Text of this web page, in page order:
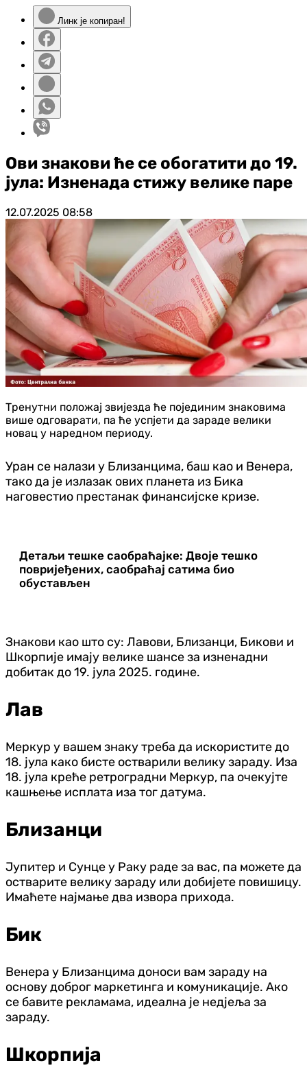
Линк је копиран!
Ови знакови ће се обогатити до 19.
јула: Изненада стижу велике паре
12.07.2025 08:58
Тренутни положај звијезда ће појединим знаковима
више одговарати, па ће успјети да зараде велики
новац у наредном периоду.
Уран се налази у Близанцима, баш као и Венера,
тако да је излазак ових планета из Бика
наговестио престанак финансијске кризе.
Детаљи тешке саобраћајке: Двоје тешко
повријеђених, саобраћај сатима био
обустављен
Знакови као што су: Лавови, Близанци, Бикови и
Шкорпије имају велике шансе за изненадни
добитак до 19. јула 2025. године.
Лав
Меркур у вашем знаку треба да искористите до
18. јула како бисте остварили велику зараду. Иза
18. јула креће ретроградни Меркур, па очекујте
кашњење исплата иза тог датума.
Близанци
Јупитер и Сунце у Раку раде за вас, па можете да
остварите велику зараду или добијете повишицу.
Имаћете најмање два извора прихода.
Бик
Венера у Близанцима доноси вам зараду на
основу доброг маркетинга и комуникације. Ако
се бавите рекламама, идеална је недјеља за
зараду.
Шкорпија